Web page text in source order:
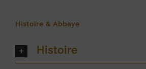
Histoire & Abbaye
Histoire